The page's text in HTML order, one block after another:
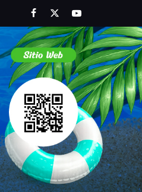
FacebookTwitterYoutube